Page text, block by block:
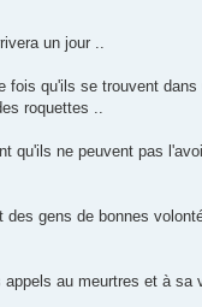
un jour ..
fois qu'ils se trouvent
roquettes ..
qu'ils ne peuvent pas
gens de bonnes
au meurtres et à sa